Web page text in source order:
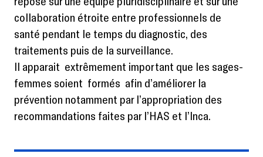
collaboration étroite entre professionnels de
santé pendant le temps du diagnostic, des
traitements puis de la surveillance.
Il apparait extrêmement important que les sages-
femmes soient formés afin d’améliorer la
prévention notamment par l’appropriation des
recommandations faites par l’HAS et l’Inca.